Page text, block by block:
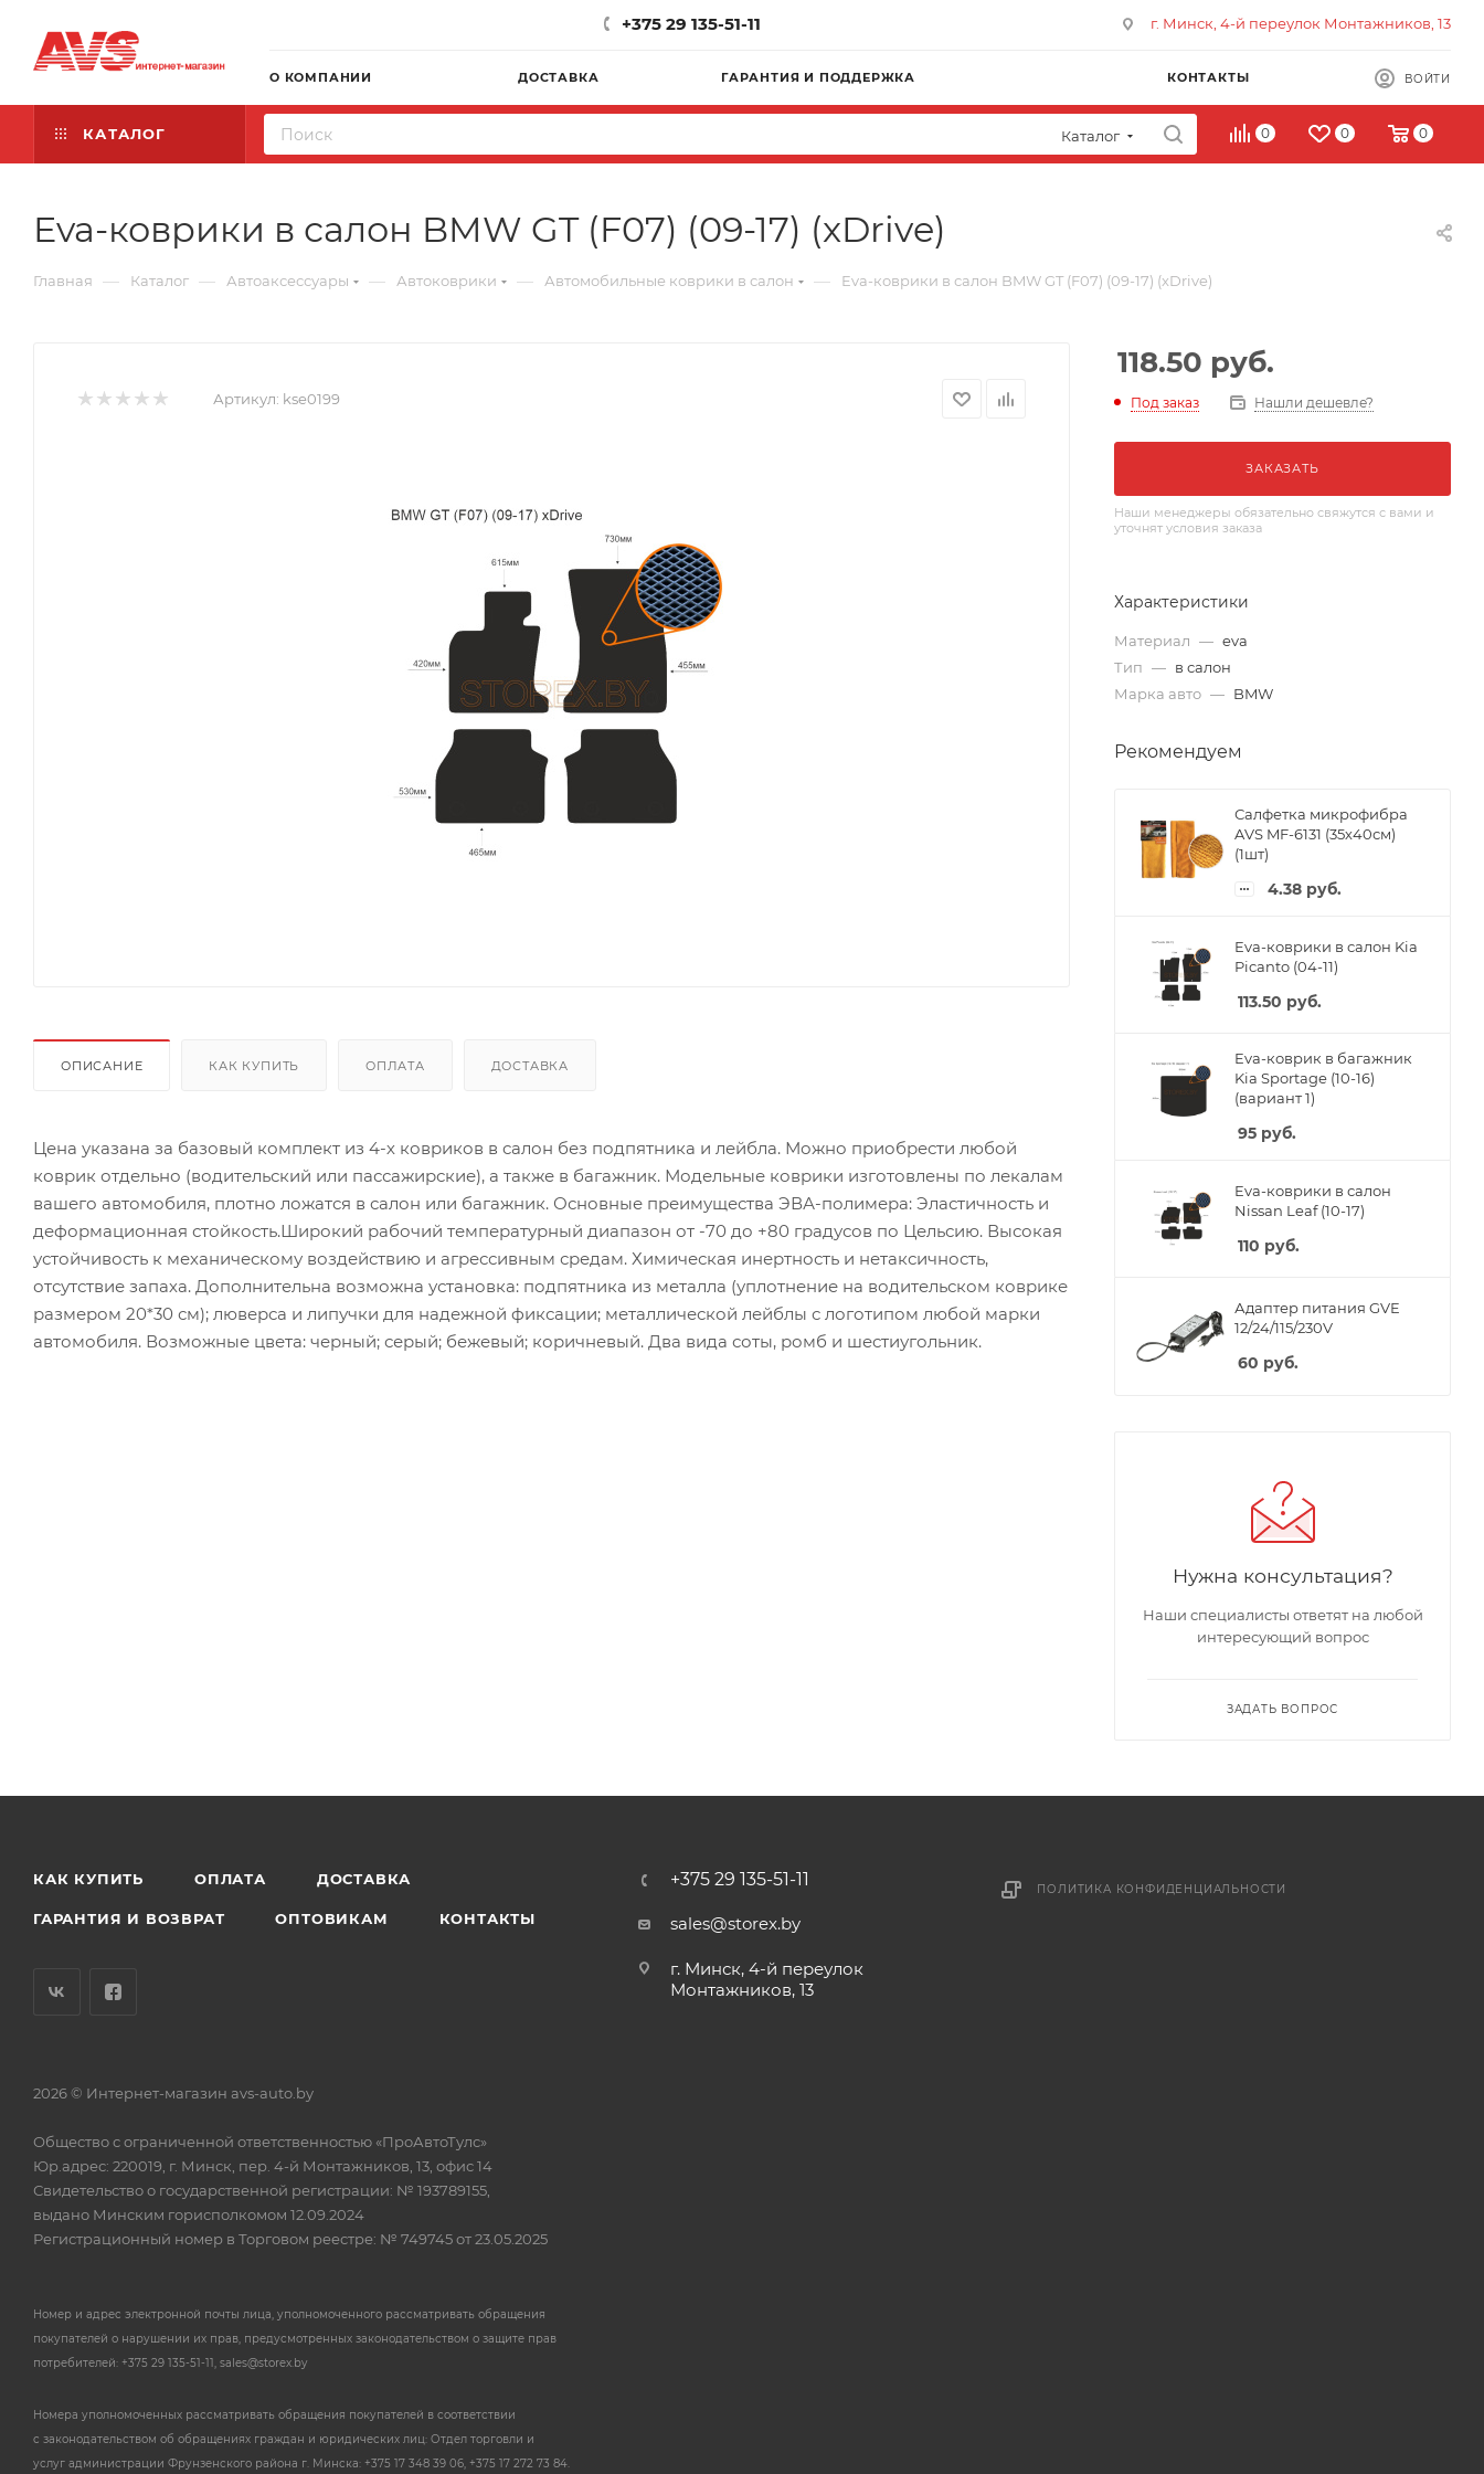
+375 29 135-51-11 г. Минск, 4-й переулок Монтажников, 13
О КОМПАНИИ ДОСТАВКА ГАРАНТИЯ И ПОДДЕРЖКА КОНТАКТЫ ВОЙТИ
КАТАЛОГ Каталог 0 0 0
Eva-коврики в салон BMW GT (F07) (09-17) (xDrive)
Главная — Каталог — Автоаксессуары — Автоковрики — Автомобильные коврики в салон — Eva-коврики в салон BMW GT (F07) (09-17) (xDrive)
Артикул: kse0199
ОПИСАНИЕ КАК КУПИТЬ ОПЛАТА ДОСТАВКА
Цена указана за базовый комплект из 4-х ковриков в салон без подпятника и лейбла. Можно приобрести любой
коврик отдельно (водительский или пассажирские), а также в багажник. Модельные коврики изготовлены по лекалам
вашего автомобиля, плотно ложатся в салон или багажник. Основные преимущества ЭВА-полимера: Эластичность и
деформационная стойкость.Широкий рабочий температурный диапазон от -70 до +80 градусов по Цельсию. Высокая
устойчивость к механическому воздействию и агрессивным средам. Химическая инертность и нетаксичность,
отсутствие запаха. Дополнительна возможна установка: подпятника из металла (уплотнение на водительском коврике
размером 20*30 см); люверса и липучки для надежной фиксации; металлической лейблы с логотипом любой марки
автомобиля. Возможные цвета: черный; серый; бежевый; коричневый. Два вида соты, ромб и шестиугольник.
118.50 руб.
Под заказ Нашли дешевле?
ЗАКАЗАТЬ
Наши менеджеры обязательно свяжутся с вами и
уточнят условия заказа
Характеристики
Материал — eva
Тип — в салон
Марка авто — BMW
Рекомендуем
Салфетка микрофибра
AVS MF-6131 (35х40см)
(1шт)
4.38 руб.
Eva-коврики в салон Kia
Picanto (04-11)
113.50 руб.
Eva-коврик в багажник
Kia Sportage (10-16)
(вариант 1)
95 руб.
Eva-коврики в салон
Nissan Leaf (10-17)
110 руб.
Адаптер питания GVE
12/24/115/230V
60 руб.
Нужна консультация?
Наши специалисты ответят на любой
интересующий вопрос
ЗАДАТЬ ВОПРОС
КАК КУПИТЬ ОПЛАТА ДОСТАВКА
ГАРАНТИЯ И ВОЗВРАТ ОПТОВИКАМ КОНТАКТЫ
+375 29 135-51-11
sales@storex.by
г. Минск, 4-й переулок
Монтажников, 13
ПОЛИТИКА КОНФИДЕНЦИАЛЬНОСТИ
2026 © Интернет-магазин avs-auto.by
Общество с ограниченной ответственностью «ПроАвтоТулс»
Юр.адрес: 220019, г. Минск, пер. 4-й Монтажников, 13, офис 14
Свидетельство о государственной регистрации: № 193789155,
выдано Минским горисполкомом 12.09.2024
Регистрационный номер в Торговом реестре: № 749745 от 23.05.2025
Номер и адрес электронной почты лица, уполномоченного рассматривать обращения
покупателей о нарушении их прав, предусмотренных законодательством о защите прав
потребителей: +375 29 135-51-11, sales@storex.by
Номера уполномоченных рассматривать обращения покупателей в соответствии
с законодательством об обращениях граждан и юридических лиц: Отдел торговли и
услуг администрации Фрунзенского района г. Минска: +375 17 348 39 06, +375 17 272 73 84.